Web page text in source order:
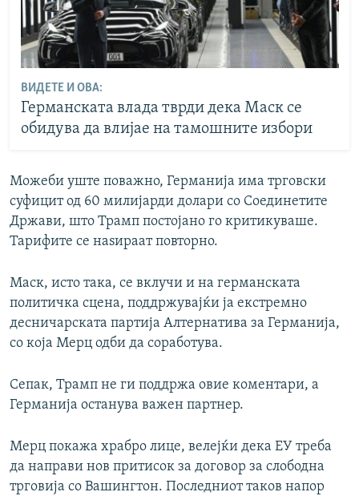
ВИДЕТЕ И ОВА:
Германската влада тврди дека Маск се
обидува да влијае на тамошните избори
Можеби уште поважно, Германија има трговски
суфицит од 60 милијарди долари со Соединетите
Држави, што Трамп постојано го критикуваше.
Тарифите се наѕираат повторно.
Маск, исто така, се вклучи и на германската
политичка сцена, поддржувајќи ја екстремно
десничарската партија Алтернатива за Германија,
со која Мерц одби да соработува.
Сепак, Трамп не ги поддржа овие коментари, а
Германија останува важен партнер.
Мерц покажа храбро лице, велејќи дека ЕУ треба
да направи нов притисок за договор за слободна
трговија со Вашингтон. Последниот таков напор